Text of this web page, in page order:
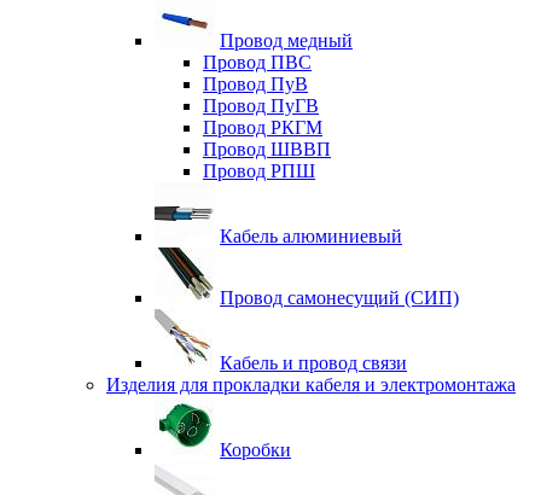
Провод медный
Провод ПВС
Провод ПуВ
Провод ПуГВ
Провод РКГМ
Провод ШВВП
Провод РПШ
Кабель алюминиевый
Провод самонесущий (СИП)
Кабель и провод связи
Изделия для прокладки кабеля и электромонтажа
Коробки